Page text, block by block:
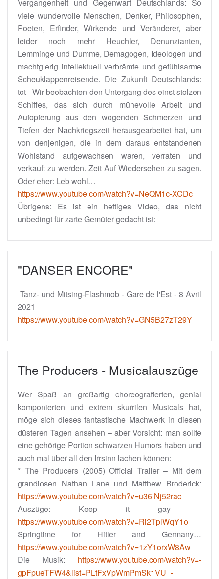
Vergangenheit und Gegenwart Deutschlands: So
viele wundervolle Menschen, Denker, Philosophen,
Poeten, Erfinder, Wirkende und Veränderer, aber
leider noch mehr Heuchler, Denunzianten,
Lemminge und Dumme, Demagogen, Ideologen und
machtgierig intellektuell verbrämte und gefühlsarme
Scheuklappenreisende. Die Zukunft Deutschlands:
tot - Wir beobachten den Untergang des einst stolzen
Schiffes, das sich durch mühevolle Arbeit und
Aufopferung aus den wogenden Schmerzen und
Tiefen der Nachkriegszeit herausgearbeitet hat, um
von denjenigen, die in dem daraus entstandenen
Wohlstand aufgewachsen waren, verraten und
verkauft zu werden. Zeit Auf Wiedersehen zu sagen.
Oder eher: Leb wohl…
https://www.youtube.com/watch?v=NeQM1c-XCDc
Übrigens: Es ist ein heftiges Video, das nicht
unbedingt für zarte Gemüter gedacht ist:
"DANSER ENCORE"
Tanz- und Mitsing-Flashmob - Gare de l'Est - 8 Avril
2021
https://www.youtube.com/watch?v=GN5B27zT29Y
The Producers - Musicalauszüge
Wer Spaß an großartig choreografierten, genial
komponierten und extrem skurrilen Musicals hat,
möge sich dieses fantastische Machwerk in diesen
düsteren Tagen ansehen – aber Vorsicht: man sollte
eine gehörige Portion schwarzen Humors haben und
auch mal über all den Irrsinn lachen können:
* The Producers (2005) Official Trailer – Mit dem
grandiosen Nathan Lane und Matthew Broderick:
https://www.youtube.com/watch?v=u36iNj52rac
Auszüge: Keep it gay -
https://www.youtube.com/watch?v=Ri2TplWqY1o
Springtime for Hitler and Germany…
https://www.youtube.com/watch?v=1zY1orxW8Aw
Die Musik: https://www.youtube.com/watch?v=-
gpFpueTFW4&list=PLtFxVpWmPmSk1VU_-